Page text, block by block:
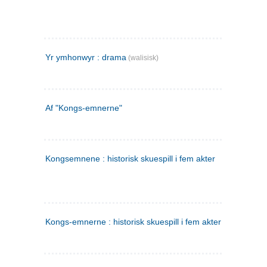
Yr ymhonwyr : drama (walisisk)
Af "Kongs-emnerne"
Kongsemnene : historisk skuespill i fem akter
Kongs-emnerne : historisk skuespill i fem akter